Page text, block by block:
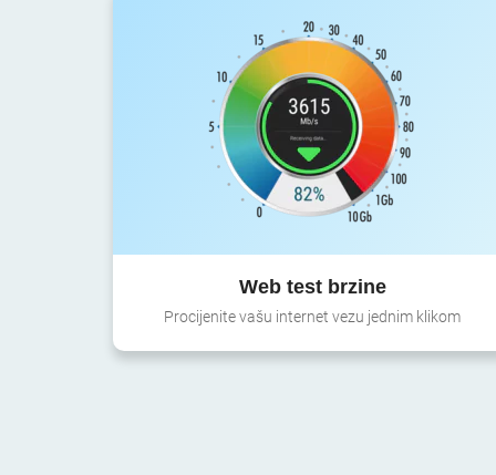
Web test brzine
Procijenite vašu internet vezu jednim klikom